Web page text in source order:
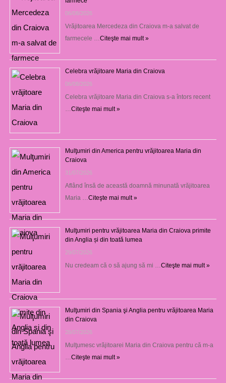
06/08/2026
Vrăjitoarea Mercedeza din Craiova m-a salvat de
farmecele … Citeşte mai mult »
Celebra vrăjitoare Maria din Craiova
06/08/2026
Celebra vrăjitoare Maria din Craiova s-a întors recent
Citeşte mai mult »
Mulţumiri din America pentru vrăjitoarea Maria din
Craiova
31/07/2026
Aflând însă de această doamnă minunată vrăjitoarea
Maria … Citeşte mai mult »
Mulţumiri pentru vrăjitoarea Maria din Craiova primite
din Anglia și din toată lumea
29/07/2026
Nu credeam că o să ajung să mi … Citeşte mai mult »
Mulţumiri din Spania şi Anglia pentru vrăjitoarea Maria
din Craiova
28/07/2026
Mulţumesc vrăjitoarei Maria din Craiova pentru că m-a
Citeşte mai mult »